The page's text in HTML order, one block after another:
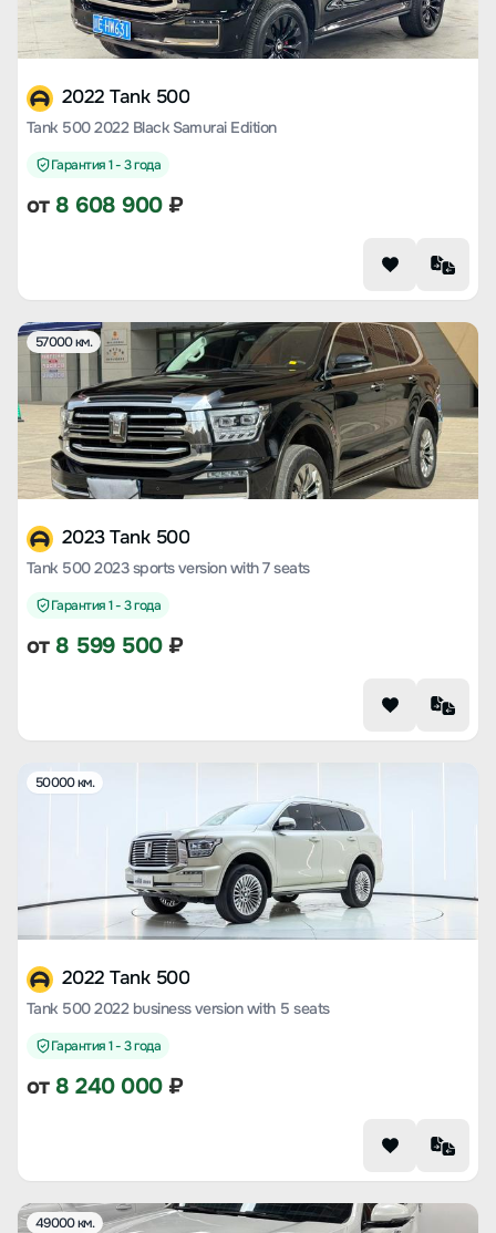
2022 Tank 500
Tank 500 2022 Black Samurai Edition
Гарантия 1 - 3 года
от 8 608 900₽
57000 км.
2023 Tank 500
Tank 500 2023 sports version with 7 seats
Гарантия 1 - 3 года
от 8 599 500₽
50000 км.
2022 Tank 500
Tank 500 2022 business version with 5 seats
Гарантия 1 - 3 года
от 8 240 000₽
49000 км.